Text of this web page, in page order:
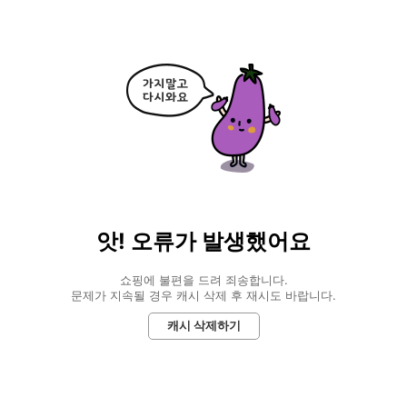
앗! 오류가 발생했어요
쇼핑에 불편을 드려 죄송합니다.
문제가 지속될 경우 캐시 삭제 후 재시도 바랍니다.
캐시 삭제하기